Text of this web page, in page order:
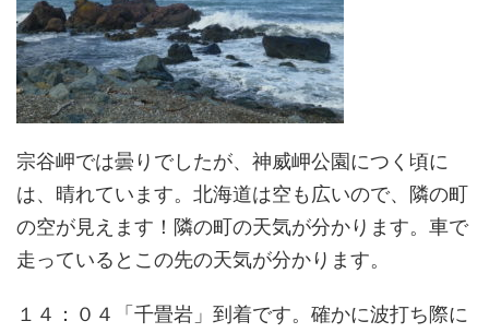
宗谷岬では曇りでしたが、神威岬公園につく頃に
は、晴れています。北海道は空も広いので、隣の町
の空が見えます！隣の町の天気が分かります。車で
走っているとこの先の天気が分かります。
１４：０４「千畳岩」到着です。確かに波打ち際に